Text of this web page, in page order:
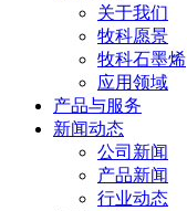
关于我们
牧科愿景
牧科石墨烯
应用领域
产品与服务
新闻动态
公司新闻
产品新闻
行业动态